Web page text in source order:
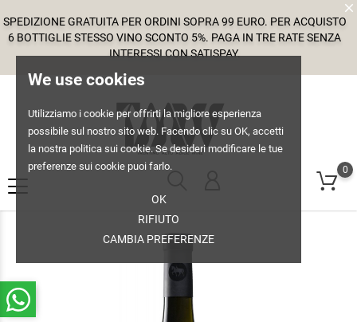
We use cookies
Utilizziamo i cookie per offrirti la migliore esperienza
possibile sul nostro sito web. Facendo clic su OK, accetti
la nostra politica sui cookie. Se desideri modificare le tue
preferenze sui cookie puoi farlo.
OK
RIFIUTO
CAMBIA PREFERENZE
SPEDIZIONE GRATUITA PER ORDINI SOPRA 99 EURO. PER ACQUISTO
6 BOTTIGLIE STESSO VINO SCONTO 5%. PAGA IN TRE RATE SENZA
INTERESSI CON SATISPAY.
0